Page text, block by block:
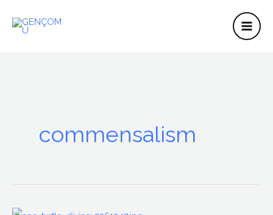
atla
commensalism